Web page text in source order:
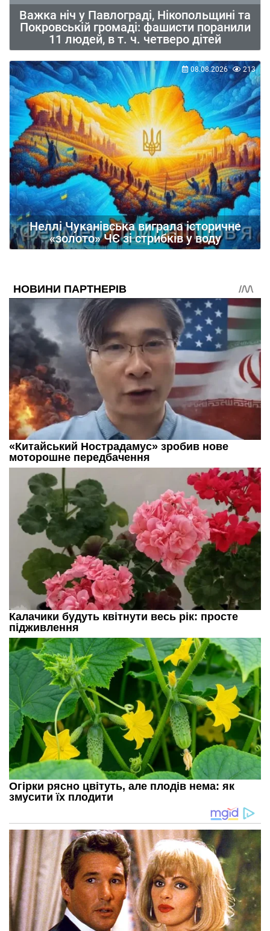
Важка ніч у Павлограді, Нікопольщині та
Покровській громаді: фашисти поранили
11 людей, в т. ч. четверо дітей
Неллі Чуканівська виграла історичне
«золото» ЧЄ зі стрибків у воду
08.08.2026 213